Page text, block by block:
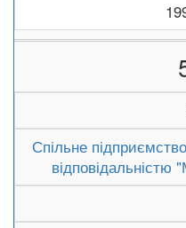
Спільне